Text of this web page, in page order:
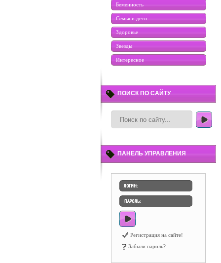
Беменность
Семья и дети
Здоровье
Звезды
Интересное
ПОИСК ПО САЙТУ
ПАНЕЛЬ УПРАВЛЕНИЯ
Регистрация на сайте!
Забыли пароль?